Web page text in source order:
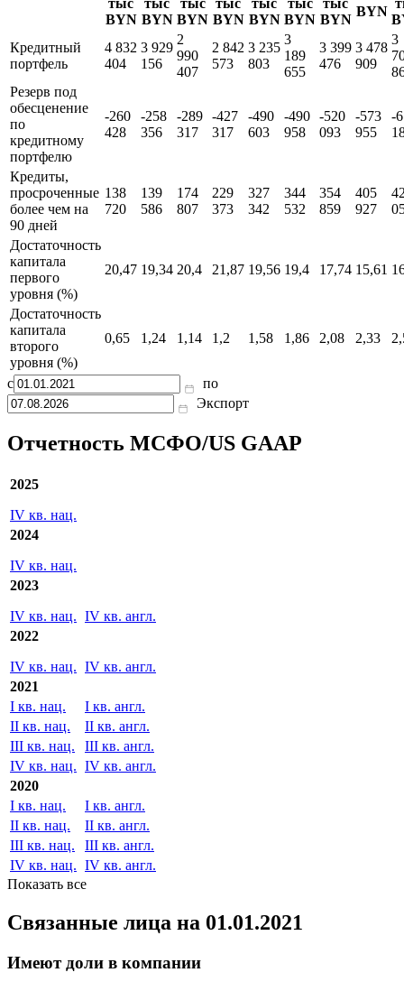
тыс
BYN
тыс
BYN
тыс
BYN
тыс
BYN
тыс
BYN
тыс
BYN
тыс
BYN
BYN
Кредитный
портфель
4 832
404
3 929
156
2
990
407
2 842
573
3 235
803
3
189
655
3 399
476
3 478
909
3
Резерв под
обесценение
по
кредитному
портфелю
-260
428
-258
356
-289
317
-427
317
-490
603
-490
958
-520
093
-573
955
-
Кредиты,
просроченные
более чем на
90 дней
138
720
139
586
174
807
229
373
327
342
344
532
354
859
405
927
Достаточность
капитала
первого
уровня (%)
20,47 19,34 20,4 21,87 19,56 19,4 17,74 15,61
Достаточность
капитала
второго
уровня (%)
0,65 1,24 1,14 1,2 1,58 1,86 2,08 2,33
с
по
Экспорт
Отчетность МСФО/US GAAP
2025
IV кв. нац.
2024
IV кв. нац.
2023
IV кв. нац. IV кв. англ.
2022
IV кв. нац. IV кв. англ.
2021
I кв. нац.
I кв. англ.
II кв. нац.
II кв. англ.
III кв. нац.
III кв. англ.
IV кв. нац. IV кв. англ.
2020
I кв. нац.
I кв. англ.
II кв. нац.
II кв. англ.
III кв. нац.
III кв. англ.
IV кв. нац. IV кв. англ.
Показать все
Связанные лица на 01.01.2021
Имеют доли в компании